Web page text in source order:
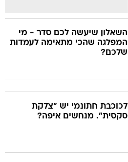
השאלון שיעשה לכם סדר - מי
המפלגה שהכי מתאימה לעמדות
שלכם?
לכוכבת חתונמי יש "צלקת
סקסית". מנחשים איפה?